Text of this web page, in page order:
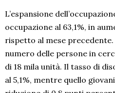
L’espansione
occupazione al 63,1%, in
rispetto al mese
numero delle persone in
di 18 mila unità. Il tasso di
al 5,1%, mentre quello